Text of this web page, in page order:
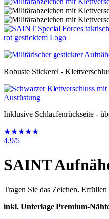
Robuste Stickerei -
Inklusive Schlaufenrückseite -
★★★★★
4.9/5
SAINT
Tragen Sie das Zeichen.
inkl. Unterlage Premium-